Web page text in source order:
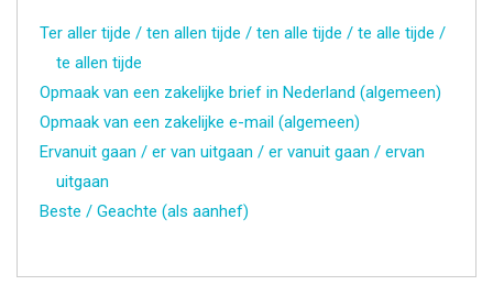
Ter aller tijde / ten allen tijde / ten alle tijde / te alle tijde /
te allen tijde
Opmaak van een zakelijke brief in Nederland (algemeen)
Opmaak van een zakelijke e-mail (algemeen)
Ervanuit gaan / er van uitgaan / er vanuit gaan / ervan
uitgaan
Beste / Geachte (als aanhef)